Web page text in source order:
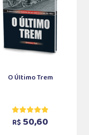
O Último Trem
R$ 50,60